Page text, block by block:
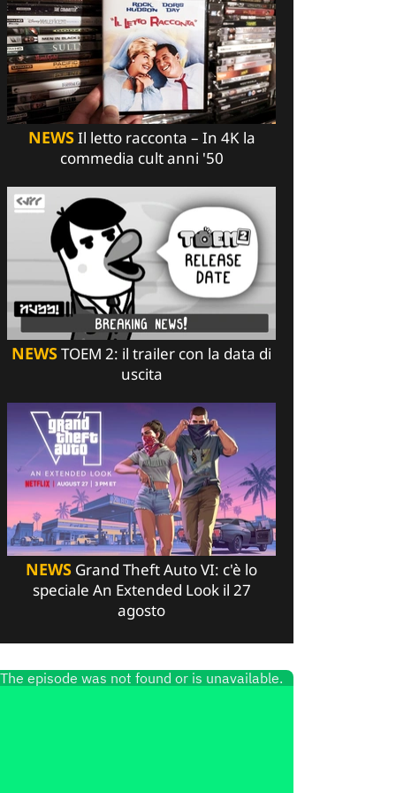
NEWSIl letto racconta – In 4K la
commedia cult anni '50
NEWSTOEM 2: il trailer con la data di
uscita
NEWS Grand Theft Auto VI: c'è lo
speciale An Extended Look il 27
agosto